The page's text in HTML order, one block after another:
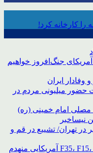
را کارخانه کرد!
جنگ‌افروز خواهیم
وفادار ایران
حضور میلیونی مردم در
مصلی امام خمینی (ره)
نیساخبر
با رهبر شهید انقلاب؛ 13 تیر در تهران/ تشییع در قم و
محل استقرار جنگنده های F35، F15، F16 آمریکایی منهدم